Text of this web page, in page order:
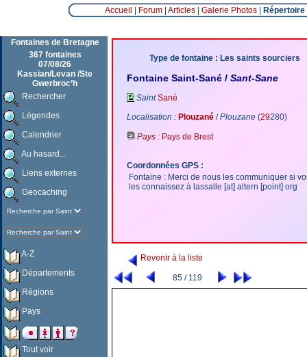
Accueil Forum| Articles| Galerie Photos|
Fontaines de Bretagne
367 fontaines
07/08/26
Kassian/Levan /Ste
Gwerbroc’h
Rechercher
Légendes
Calendrier
Au hasard...
Liens externes
Geocaching
A-Z
Départements
Régions
Pays
Tout voir
Type de fontaine : Les saints sourciers
Fontaine Saint-Sané / Sant-Sane
SaintSané
Localisation : Plouzané /Plouzane (29280)
Pays : Pays de Brest
Coordonnées GPS :
Fontaine : Merci de nous les communiquer si
les connaissez à lassalle [at] altern [point] org
Revenir à la liste
85 / 119